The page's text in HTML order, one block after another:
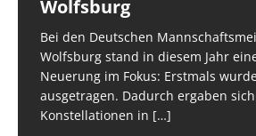
Wolfsburg
Bei den Deutschen
Wolfsburg stand in diesem Jahr
Neuerung im Fokus: Erstmals
ausgetragen. Dadurch ergaben
Konstellationen in […]
zwei Tage verteilt, um den Ablauf
den Athletinnen und Athleten mehr
[…]
TROPHY statt und 65 Kinder und
für den Trampolin Nachwuchs
[…]
überzeugt
Am vergangenen Wochenende traf
Spitze im Trampolinturnen in
(Baden-Württemberg) zu einem
Wettkampfwochenende: Am
Deutschen[…]